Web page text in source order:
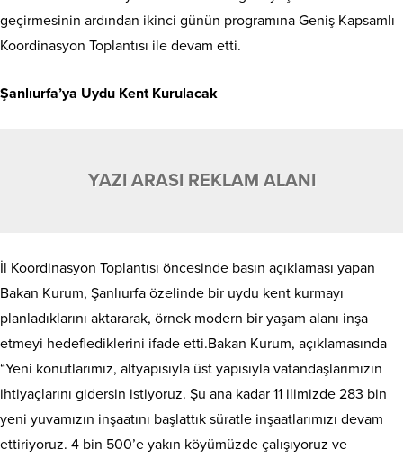
geçirmesinin ardından ikinci günün programına Geniş Kapsamlı
Koordinasyon Toplantısı ile devam etti.
Şanlıurfa’ya Uydu Kent Kurulacak
YAZI ARASI REKLAM ALANI
İl Koordinasyon Toplantısı öncesinde basın açıklaması yapan
Bakan Kurum, Şanlıurfa özelinde bir uydu kent kurmayı
planladıklarını aktararak, örnek modern bir yaşam alanı inşa
etmeyi hedeflediklerini ifade etti.Bakan Kurum, açıklamasında
“Yeni konutlarımız, altyapısıyla üst yapısıyla vatandaşlarımızın
ihtiyaçlarını gidersin istiyoruz. Şu ana kadar 11 ilimizde 283 bin
yeni yuvamızın inşaatını başlattık süratle inşaatlarımızı devam
ettiriyoruz. 4 bin 500’e yakın köyümüzde çalışıyoruz ve